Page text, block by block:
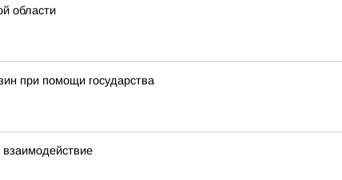
области
при помощи государства